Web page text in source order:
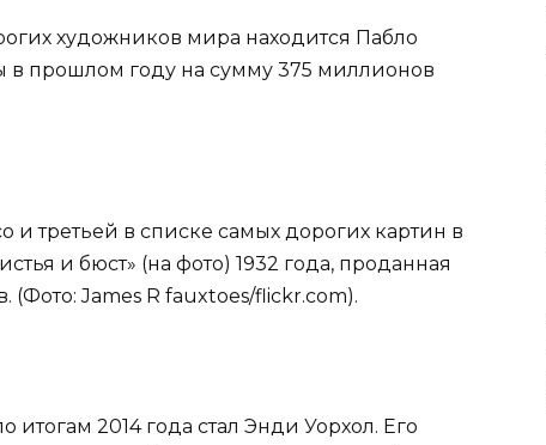
художников мира находится Пабло
в прошлом году на сумму 375 миллионов
третьей в списке самых дорогих картин в
и бюст» (на фото) 1932 года, проданная
(Фото: James R fauxtoes/flickr.com).
2014 года стал Энди Уорхол. Его